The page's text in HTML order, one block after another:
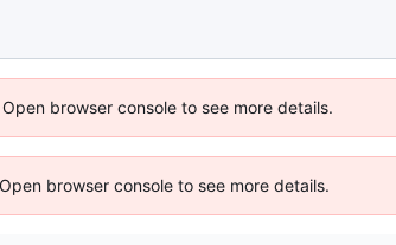
browser console to see more details.
browser console to see more details.